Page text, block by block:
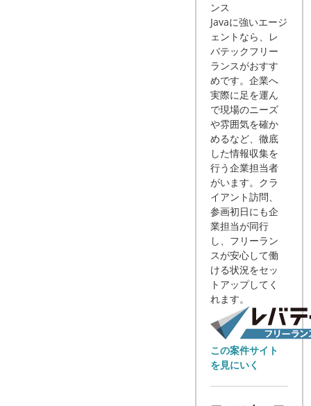
ンス
Javaに強いエージ
ェントなら、レ
バテックフリー
ランスがおすす
めです。企業へ
実際に足を運ん
で現場のニーズ
や雰囲気を確か
めるなど、徹底
した情報収集を
行う企業担当者
がいます。クラ
イアント訪問、
参画初日にも企
業担当が同行
し、フリーラン
スが安心して働
ける状況をセッ
トアップしてく
れます。
この案件サイト
を見にいく